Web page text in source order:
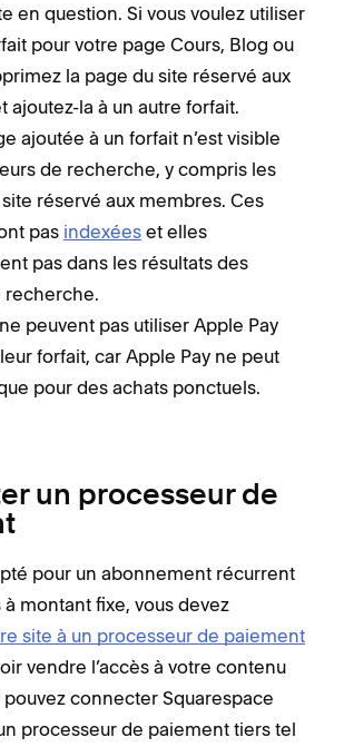
en question. Si vous voulez utiliser
pour votre page Cours, Blog ou
la page du site réservé aux
ajoutez-la à un autre forfait.
ajoutée à un forfait n’est visible
de recherche, y compris les
site réservé aux membres. Ces
pas indexées et elles
pas dans les résultats des
recherche.
peuvent pas utiliser Apple Pay
forfait, car Apple Pay ne peut
pour des achats ponctuels.
un processeur de
pour un abonnement récurrent
montant fixe, vous devez
site à un processeur de paiement
vendre l’accès à votre contenu
connecter Squarespace
processeur de paiement tiers tel